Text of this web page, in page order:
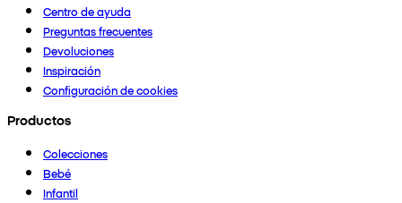
Centro de ayuda
Preguntas frecuentes
Devoluciones
Inspiración
Configuración de cookies
Productos
Colecciones
Bebé
Infantil